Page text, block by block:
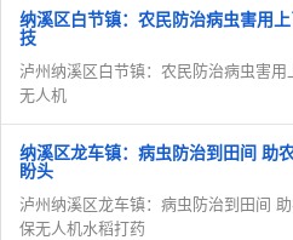
纳溪区白节镇：农民防治病虫害用
技
泸州纳溪区白节镇：农民防治病虫害
无人机
纳溪区龙车镇：病虫防治到田间 助
盼头
泸州纳溪区龙车镇：病虫防治到田间
保无人机水稻打药